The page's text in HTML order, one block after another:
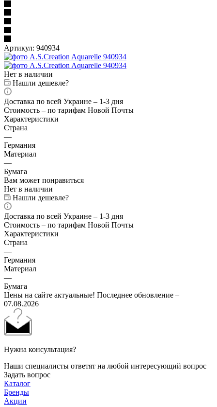
Артикул: 940934
Нет в наличии
Нашли дешевле?
Доставка по всей Украине – 1-3 дня
Стоимость – по тарифам Новой Почты
Характеристики
Страна
—
Германия
Материал
—
Бумага
Вам может понравиться
Нет в наличии
Нашли дешевле?
Доставка по всей Украине – 1-3 дня
Стоимость – по тарифам Новой Почты
Характеристики
Страна
—
Германия
Материал
—
Бумага
Цены на сайте актуальные! Последнее обновление –
07.08.2026
Нужна консультация?
Наши специалисты ответят на любой интересующий вопрос
Задать вопрос
Каталог
Бренды
Акции